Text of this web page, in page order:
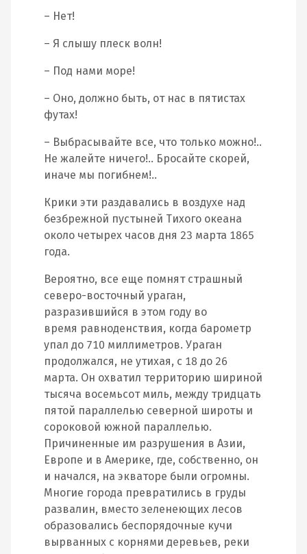
– Нет!
– Я слышу плеск волн!
– Под нами море!
– Оно, должно быть, от нас в пятистах
футах!
– Выбрасывайте все, что только можно!..
Не жалейте ничего!.. Бросайте скорей,
иначе мы погибнем!..
Крики эти раздавались в воздухе над
безбрежной пустыней Тихого океана
около четырех часов дня 23 марта 1865
года.
Вероятно, все еще помнят страшный
северо-восточный ураган,
разразившийся в этом году во
время равноденствия, когда барометр
упал до 710 миллиметров. Ураган
продолжался, не утихая, с 18 до 26
марта. Он охватил территорию шириной
тысяча восемьсот миль, между тридцать
пятой параллелью северной широты и
сороковой южной параллелью.
Причиненные им разрушения в Азии,
Европе и в Америке, где, собственно, он
и начался, на экваторе были огромны.
Многие города превратились в груды
развалин, вместо зеленеющих лесов
образовались беспорядочные кучи
вырванных с корнями деревьев, реки